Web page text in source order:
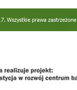
Wszystkie prawa zastrzeżone